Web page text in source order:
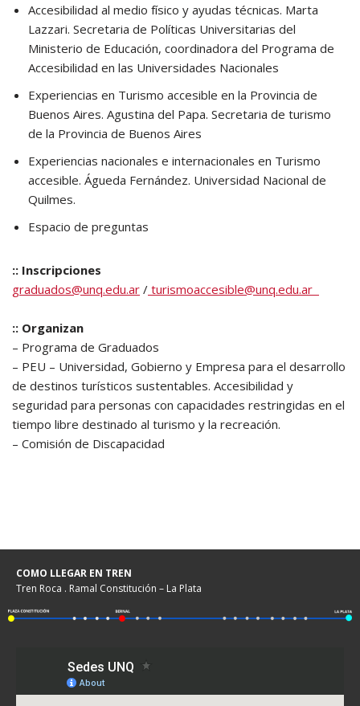
Accesibilidad al medio físico y ayudas técnicas. Marta
Lazzari. Secretaria de Políticas Universitarias del
Ministerio de Educación, coordinadora del Programa de
Accesibilidad en las Universidades Nacionales
Experiencias en Turismo accesible en la Provincia de
Buenos Aires. Agustina del Papa. Secretaria de turismo
de la Provincia de Buenos Aires
Experiencias nacionales e internacionales en Turismo
accesible. Águeda Fernández. Universidad Nacional de
Quilmes.
Espacio de preguntas
:: Inscripciones
graduados@unq.edu.ar / turismoaccesible@unq.edu.ar
:: Organizan
– Programa de Graduados
– PEU – Universidad, Gobierno y Empresa para el desarrollo
de destinos turísticos sustentables. Accesibilidad y
seguridad para personas con capacidades restringidas en el
tiempo libre destinado al turismo y la recreación.
– Comisión de Discapacidad
COMO LLEGAR EN TREN
Tren Roca . Ramal Constitución – La Plata